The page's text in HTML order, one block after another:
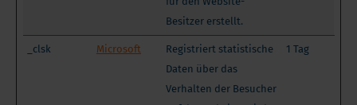
Besitzer erstellt.
_clsk Microsoft
Registriert statistische
Daten über das
Verhalten der Besucher
1 Tag